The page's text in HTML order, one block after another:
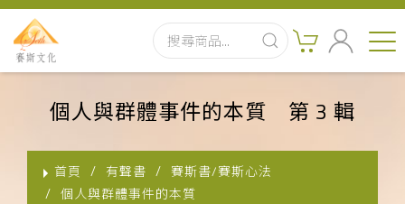
實體出版品
個人與群體事件的本質 第 3 輯
首頁 有聲書
賽斯書/賽斯心法
個人與群體事件的本質